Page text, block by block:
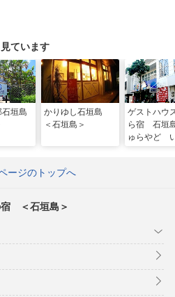
ています
垣島
かりゆし石垣島
＜石垣島＞
ゲストハ
ら宿 石垣
ゅらやど
ージのトップへ
＜石垣島＞